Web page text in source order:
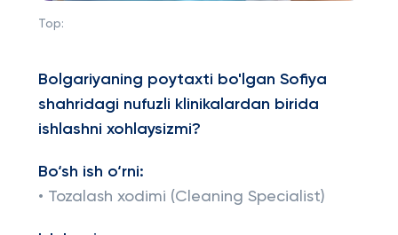
Top:
Bolgariyaning poytaxti bo'lgan Sofiya
shahridagi nufuzli klinikalardan birida
ishlashni xohlaysizmi?
Bo‘sh ish o‘rni:
• Tozalash xodimi (Cleaning Specialist)